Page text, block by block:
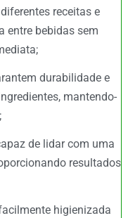
receitas e
entre bebidas sem
durabilidade e
mantendo-
de lidar com uma
resultados
higienizada